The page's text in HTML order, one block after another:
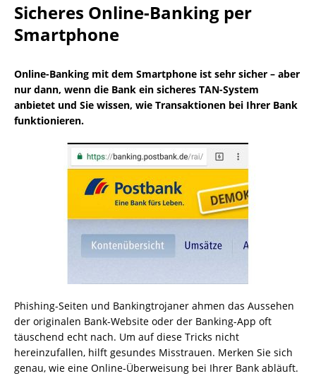
Sicheres Online-Banking per
Smartphone
Online-Banking mit dem Smartphone ist sehr sicher – aber
nur dann, wenn die Bank ein sicheres TAN-System
anbietet und Sie wissen, wie Transaktionen bei Ihrer Bank
funktionieren.
Phishing-Seiten und Bankingtrojaner ahmen das Aussehen
der originalen Bank-Website oder der Banking-App oft
täuschend echt nach. Um auf diese Tricks nicht
hereinzufallen, hilft gesundes Misstrauen. Merken Sie sich
genau, wie eine Online-Überweisung bei Ihrer Bank abläuft.